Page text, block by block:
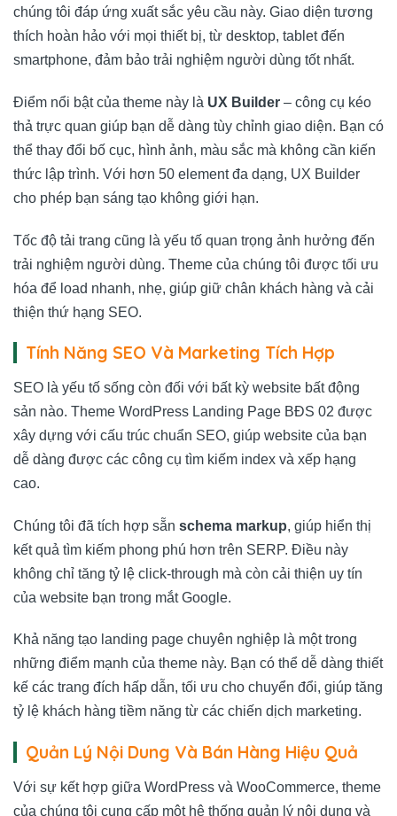
chúng tôi đáp ứng xuất sắc yêu cầu này. Giao diện tương
thích hoàn hảo với mọi thiết bị, từ desktop, tablet đến
smartphone, đảm bảo trải nghiệm người dùng tốt nhất.
Điểm nổi bật của theme này là UX Builder – công cụ kéo
thả trực quan giúp bạn dễ dàng tùy chỉnh giao diện. Bạn có
thể thay đổi bố cục, hình ảnh, màu sắc mà không cần kiến
thức lập trình. Với hơn 50 element đa dạng, UX Builder
cho phép bạn sáng tạo không giới hạn.
Tốc độ tải trang cũng là yếu tố quan trọng ảnh hưởng đến
trải nghiệm người dùng. Theme của chúng tôi được tối ưu
hóa để load nhanh, nhẹ, giúp giữ chân khách hàng và cải
thiện thứ hạng SEO.
Tính Năng SEO Và Marketing Tích Hợp
SEO là yếu tố sống còn đối với bất kỳ website bất động
sản nào. Theme WordPress Landing Page BĐS 02 được
xây dựng với cấu trúc chuẩn SEO, giúp website của bạn
dễ dàng được các công cụ tìm kiếm index và xếp hạng
cao.
Chúng tôi đã tích hợp sẵn schema markup, giúp hiển thị
kết quả tìm kiếm phong phú hơn trên SERP. Điều này
không chỉ tăng tỷ lệ click-through mà còn cải thiện uy tín
của website bạn trong mắt Google.
Khả năng tạo landing page chuyên nghiệp là một trong
những điểm mạnh của theme này. Bạn có thể dễ dàng thiết
kế các trang đích hấp dẫn, tối ưu cho chuyển đổi, giúp tăng
tỷ lệ khách hàng tiềm năng từ các chiến dịch marketing.
Quản Lý Nội Dung Và Bán Hàng Hiệu Quả
Với sự kết hợp giữa WordPress và WooCommerce, theme
của chúng tôi cung cấp một hệ thống quản lý nội dung và